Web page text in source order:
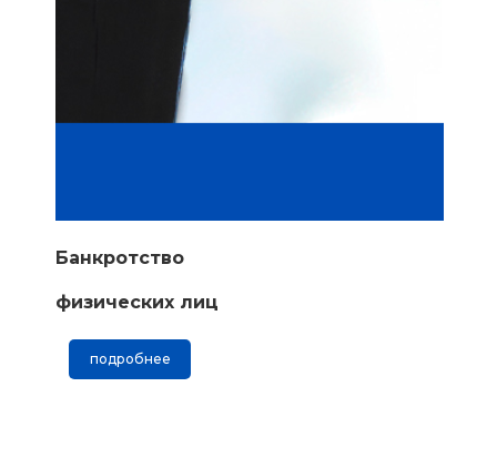
Банкротство
физических лиц
подробнее